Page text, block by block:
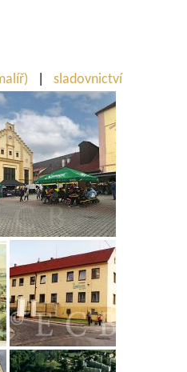
sladovnictví